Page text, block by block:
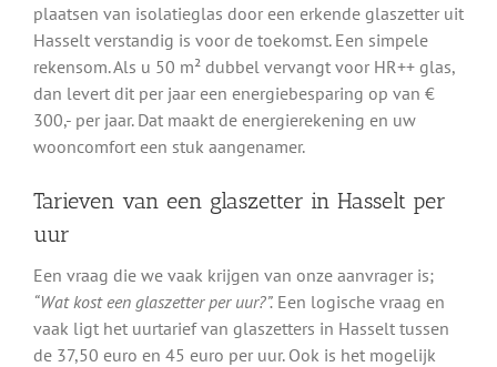
plaatsen van isolatieglas door een erkende glaszetter uit
Hasselt verstandig is voor de toekomst. Een simpele
rekensom. Als u 50 m² dubbel vervangt voor HR++ glas,
dan levert dit per jaar een energiebesparing op van €
300,- per jaar. Dat maakt de energierekening en uw
wooncomfort een stuk aangenamer.
Tarieven van een glaszetter in Hasselt per
uur
Een vraag die we vaak krijgen van onze aanvrager is;
“Wat kost een glaszetter per uur?”. Een logische vraag en
vaak ligt het uurtarief van glaszetters in Hasselt tussen
de 37,50 euro en 45 euro per uur. Ook is het mogelijk